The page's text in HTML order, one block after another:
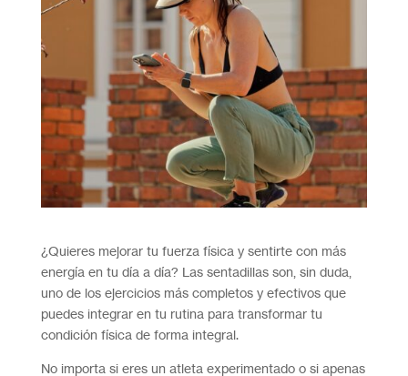
¿Quieres mejorar tu fuerza física y sentirte con más
energía en tu día a día? Las sentadillas son, sin duda,
uno de los ejercicios más completos y efectivos que
puedes integrar en tu rutina para transformar tu
condición física de forma integral.
No importa si eres un atleta experimentado o si apenas